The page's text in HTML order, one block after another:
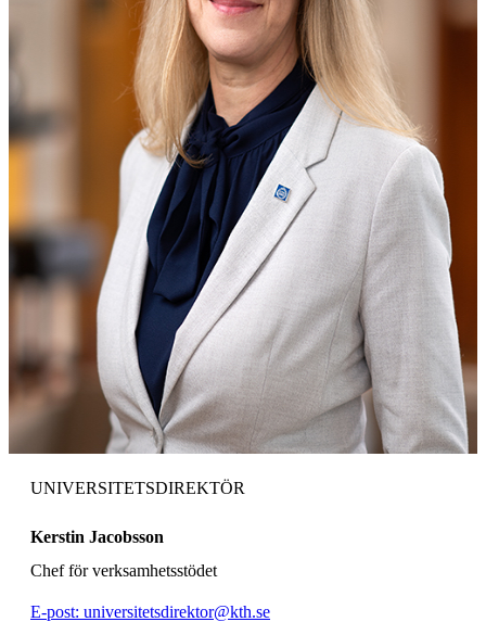
UNIVERSITETSDIREKTÖR
Kerstin Jacobsson
Chef för verksamhetsstödet
E-post: universitetsdirektor@kth.se